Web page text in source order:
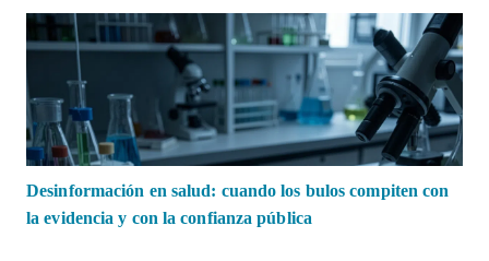
Desinformación en salud: cuando los bulos compiten con
la evidencia y con la confianza pública